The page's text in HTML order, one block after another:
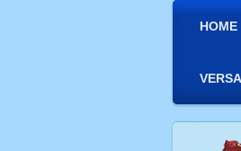
HOME